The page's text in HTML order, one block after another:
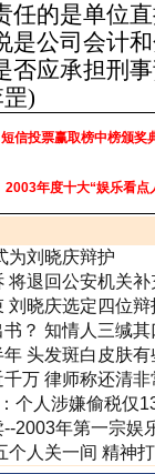
任的是单位
是公司会计
否应承担刑
)
短信投票赢取榜中榜颁奖
2003年度十大“娱乐看点
为刘晓庆辩护
将退回公安机关
刘晓庆选定四位
？ 知情人三缄其
头发斑白皮肤
万 律师称还清
个人涉嫌偷税仅
2003年第一宗娱
个人关一间 精神